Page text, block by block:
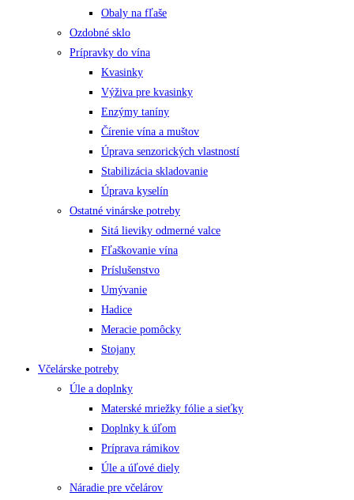
Obaly na fľaše
Ozdobné sklo
Prípravky do vína
Kvasinky
Výživa pre kvasinky
Enzýmy taníny
Čírenie vína a muštov
Úprava senzorických vlastností
Stabilizácia skladovanie
Úprava kyselín
Ostatné vinárske potreby
Sitá lieviky odmerné valce
Fľaškovanie vína
Príslušenstvo
Umývanie
Hadice
Meracie pomôcky
Stojany
Včelárske potreby
Úle a doplnky
Materské mriežky fólie a sieťky
Doplnky k úľom
Príprava rámikov
Úle a úľové diely
Náradie pre včelárov